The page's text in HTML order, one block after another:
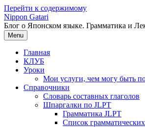
Перейти к содержимому
Nippon Gatari
Блог о Японском языке. Грамматика и
Menu
Главная
КЛУБ
Уроки
Мои услуги, чем могу быть
Справочники
Словарь составных глаголов
Шпаргалки по JLPT
Грамматика JLPT
Список